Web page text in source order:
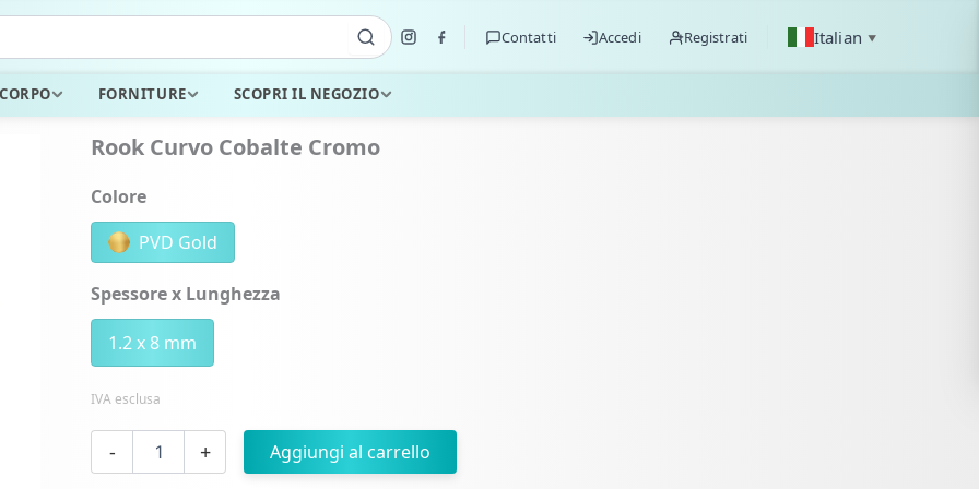
Contatti Accedi Registrati Italian ▼
FORNITURE SCOPRI IL NEGOZIO
Rook Curvo Cobalte Cromo
Colore
PVD Gold
Spessore x Lunghezza
1.2 x 8 mm
IVA esclusa
-
Curvo
+ Aggiungi al carrello